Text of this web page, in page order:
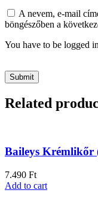
A nevem, e-mail
böngészőben a
You have to be logged
Related
Baileys Krémlikőr
7.490 Ft
Add to cart